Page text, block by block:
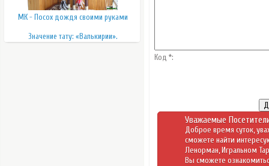
МК - Посох дождя своими руками
Значение тату: «Валькирии».
Код *:
Уважаемые
Доброе время суток,
сможете найти
Ленорман, Игральном
Вы сможете